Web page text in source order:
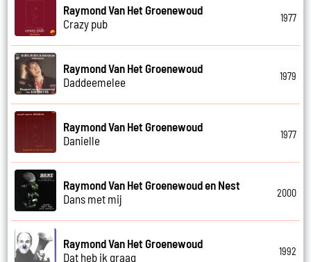
Raymond Van Het Groenewoud
Crazy pub
1977
Raymond Van Het Groenewoud
Daddeemelee
1979
Raymond Van Het Groenewoud
Danielle
1977
Raymond Van Het Groenewoud en Nest
Dans met mij
2000
Raymond Van Het Groenewoud
Dat heb ik graag
1992